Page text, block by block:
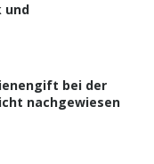
und
bei der
nachgewiesen